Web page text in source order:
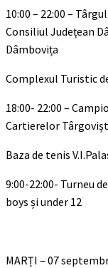
10:00 – 22:00 –
Consiliul Județean
Dâmbovița
Complexul Turistic
18:00- 22:00 –
Cartierelor
Baza de tenis
9:00-22:00- Turneu
boys și under 12
MARȚI – 07